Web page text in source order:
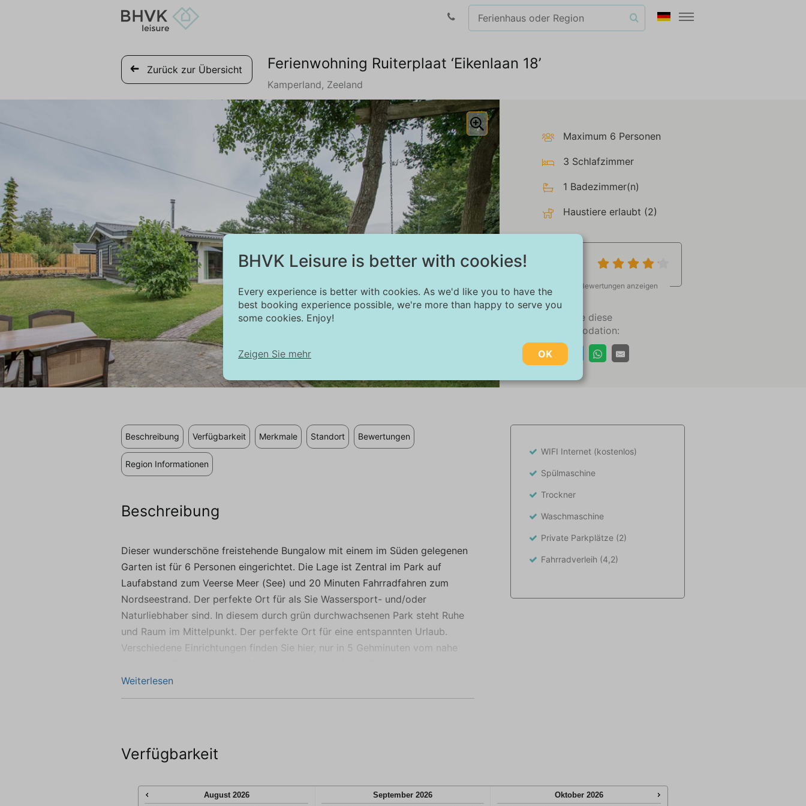
BHVK Leisure is better with cookies!
Every experience is better with cookies. As we'd like you to have the
best booking experience possible, we're more than happy to serve you
some cookies. Enjoy!
Zeigen Sie mehr OK
auf geschützte Bereiche der Website ermöglichen. Ohne diese Cookies kann
die Website nicht ordnungsgemäß funktionieren.
Diese Website verwendet Cookies und Google-Technologien, um den Website-
anzuzeigen, die auf den individuellen Benutzer zugeschnitten und relevant
Zurück zur Übersicht Ferienwohning Ruiterplaat ‘Eikenlaan 18’
Kamperland, Zeeland
Maximum 6 Personen
3 Schlafzimmer
1 Badezimmer(n)
Haustiere erlaubt (2)
Alle Bewertungen anzeigen
Teilen Sie diese
Akkommodation:
Beschreibung Verfügbarkeit Merkmale Standort Bewertungen
Region Informationen
Beschreibung
Dieser wunderschöne freistehende Bungalow mit einem im Süden gelegenen
Garten ist für 6 Personen eingerichtet. Die Lage ist Zentral im Park auf
Laufabstand zum Veerse Meer (See) und 20 Minuten Fahrradfahren zum
Nordseestrand. Der perfekte Ort für als Sie Wassersport- und/oder
Naturliebhaber sind. In diesem durch grün durchwachsenen Park steht Ruhe
und Raum im Mittelpunkt. Der perfekte Ort für eine entspannten Urlaub.
Verschiedene Einrichtungen finden Sie hier, nur in 5 Gehminuten vom nahe
Restaurant, aber auch eine Surf- und Segelschule, in der Sie und die Kinder
an einer Paddle-Boarding- oder Windsurf-Klinik teilnehmen können.
Privatsphäre. Obwohl der Garten eingezäunt ist, ist er nicht vollständig
der Terrassen finden Sie immer einen Platz in der Sonne, wo Sie den Garten
Weiterlesen
WIFI Internet (kostenlos)
Spülmaschine
Trockner
Waschmaschine
Private Parkplätze (2)
Fahrradverleih (4,2)
Verfügbarkeit
August 2026 September 2026 Oktober 2026